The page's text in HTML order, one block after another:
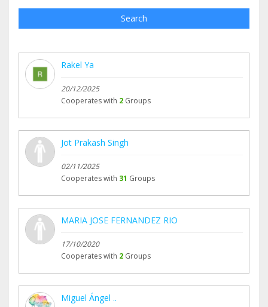
Search
Rakel Ya
20/12/2025
Cooperates with 2 Groups
Jot Prakash Singh
02/11/2025
Cooperates with 31 Groups
MARIA JOSE FERNANDEZ RIO
17/10/2020
Cooperates with 2 Groups
Miguel Ángel ..